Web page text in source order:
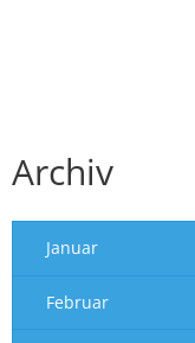
Archiv
Januar
Februar